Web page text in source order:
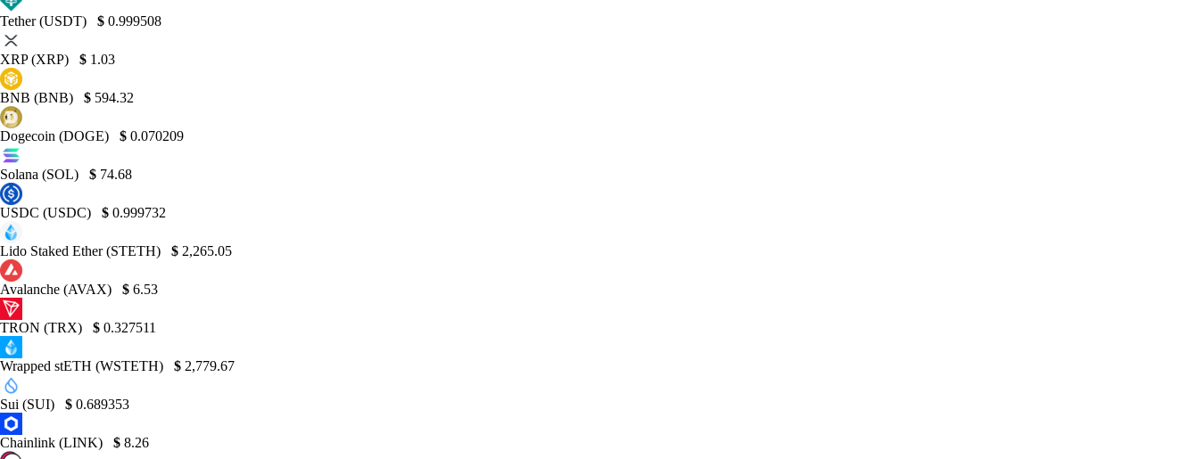
Tether (USDT) $ 0.999508
XRP (XRP) $ 1.03
BNB (BNB) $ 594.32
Dogecoin (DOGE) $ 0.070209
Solana (SOL) $ 74.68
USDC (USDC) $ 0.999732
Lido Staked Ether (STETH) $ 2,265.05
Avalanche (AVAX) $ 6.53
TRON (TRX) $ 0.327511
Wrapped stETH (WSTETH) $ 2,779.67
Sui (SUI) $ 0.689353
Chainlink (LINK) $ 8.26